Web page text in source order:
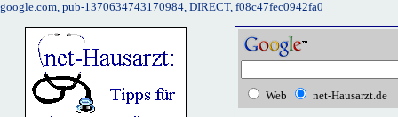
google.com, pub-1370634743170984, DIRECT, f08c47fec0942fa0
Web net-Hausarzt.de